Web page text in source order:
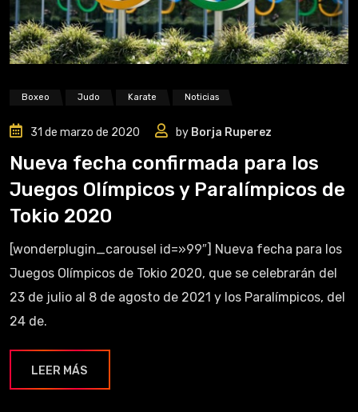
Boxeo Judo Karate Noticias
31 de marzo de 2020 by Borja Ruperez
Nueva fecha confirmada para los
Juegos Olímpicos y Paralímpicos de
Tokio 2020
[wonderplugin_carousel id=»99″] Nueva fecha para los
Juegos Olímpicos de Tokio 2020, que se celebrarán del
23 de julio al 8 de agosto de 2021 y los Paralímpicos, del
24 de.
LEER MÁS